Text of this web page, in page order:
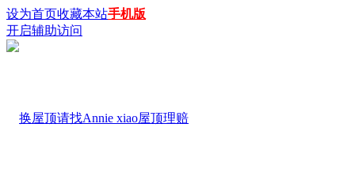
设为首页收藏本站手机版
开启辅助访问